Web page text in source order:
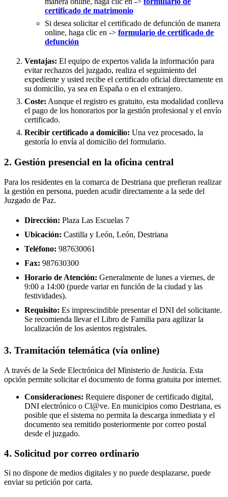
certificado de matrimonio
Si desea solicitar el certificado de defunción de manera
online, haga clic en -> formulario de certificado de
defunción
Ventajas: El equipo de expertos valida la información para
evitar rechazos del juzgado, realiza el seguimiento del
expediente y usted recibe el certificado oficial directamente en
su domicilio, ya sea en España o en el extranjero.
Coste: Aunque el registro es gratuito, esta modalidad conlleva
el pago de los honorarios por la gestión profesional y el envío
certificado.
Recibir certificado a domicilio: Una vez procesado, la
gestoría lo envía al domicilio del formulario.
2. Gestión presencial en la oficina central
Para los residentes en la comarca de Destriana que prefieran realizar
la gestión en persona, pueden acudir directamente a la sede del
Juzgado de Paz.
Dirección: Plaza Las Escuelas 7
Ubicación: Castilla y León, León, Destriana
Teléfono: 987630061
Fax: 987630300
Horario de Atención: Generalmente de lunes a viernes, de
9:00 a 14:00 (puede variar en función de la ciudad y las
festividades).
Requisito: Es imprescindible presentar el DNI del solicitante.
Se recomienda llevar el Libro de Familia para agilizar la
localización de los asientos registrales.
3. Tramitación telemática (vía online)
A través de la Sede Electrónica del Ministerio de Justicia. Esta
opción permite solicitar el documento de forma gratuita por internet.
Consideraciones: Requiere disponer de certificado digital,
DNI electrónico o Cl@ve. En municipios como Destriana, es
posible que el sistema no permita la descarga inmediata y el
documento sea remitido posteriormente por correo postal
desde el juzgado.
4. Solicitud por correo ordinario
Si no dispone de medios digitales y no puede desplazarse, puede
enviar su petición por carta.